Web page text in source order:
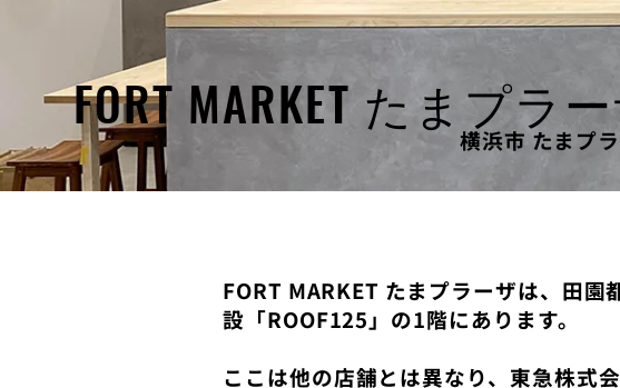
FORT MARKET たまプラ
横浜市 たまプ
FORT MARKET たまプラーザは、田
設「ROOF125」の1階にあります。
ここは他の店舗とは異なり、東急株式